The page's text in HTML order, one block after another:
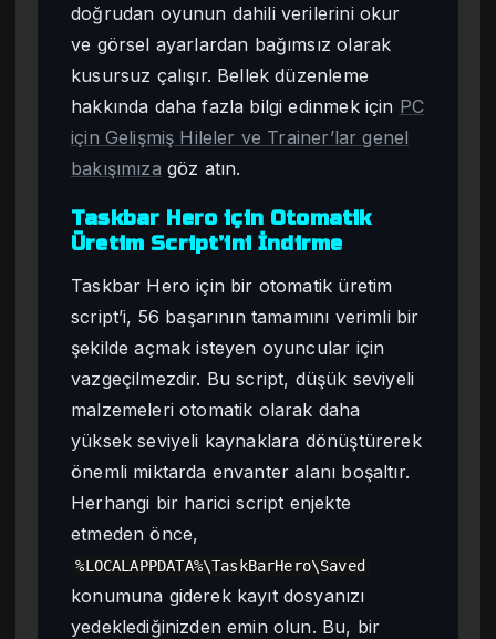
doğrudan oyunun dahili verilerini okur
ve görsel ayarlardan bağımsız olarak
kusursuz çalışır. Bellek düzenleme
hakkında daha fazla bilgi edinmek için PC
için Gelişmiş Hileler ve Trainer’lar genel
bakışımıza göz atın.
Taskbar Hero için Otomatik
Üretim Script’ini İndirme
Taskbar Hero için bir otomatik üretim
script’i, 56 başarının tamamını verimli bir
şekilde açmak isteyen oyuncular için
vazgeçilmezdir. Bu script, düşük seviyeli
malzemeleri otomatik olarak daha
yüksek seviyeli kaynaklara dönüştürerek
önemli miktarda envanter alanı boşaltır.
Herhangi bir harici script enjekte
etmeden önce,
%LOCALAPPDATA%\TaskBarHero\Saved
konumuna giderek kayıt dosyanızı
yedeklediğinizden emin olun. Bu, bir